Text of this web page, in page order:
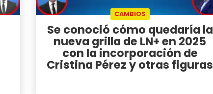
CAMBIOS
Se conoció cómo quedaría la
nueva grilla de LN+ en 2025
con la incorporación de
Cristina Pérez y otras figuras